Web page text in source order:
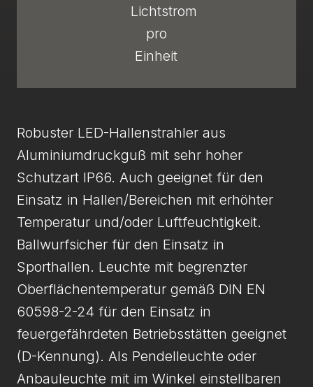
Lichtstrom
pro
Einheit
Robuster LED-Hallenstrahler aus
Aluminiumdruckguß mit sehr hoher
Schutzart IP66. Auch geeignet für den
Einsatz in Hallen/Bereichen mit erhöhter
Temperatur und/oder Luftfeuchtigkeit.
Ballwurfsicher für den Einsatz in
Sporthallen. Leuchte mit begrenzter
Oberflächentemperatur gemäß DIN EN
60598-2-24 für den Einsatz in
feuergefährdeten Betriebsstätten geeignet
(D-Kennung). Als Pendelleuchte oder
Anbauleuchte mit im Winkel einstellbaren